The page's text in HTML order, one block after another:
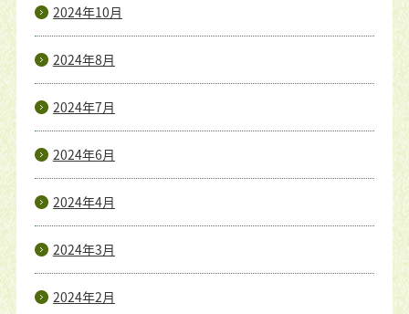
2024年10月
2024年8月
2024年7月
2024年6月
2024年4月
2024年3月
2024年2月